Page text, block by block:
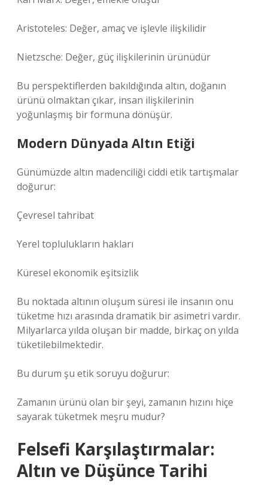
Aristoteles: Değer, amaç ve işlevle ilişkilidir
Nietzsche: Değer, güç ilişkilerinin ürünüdür
Bu perspektiflerden bakıldığında altın, doğanın
ürünü olmaktan çıkar, insan ilişkilerinin
yoğunlaşmış bir formuna dönüşür.
Modern Dünyada Altın Etiği
Günümüzde altın madenciliği ciddi etik tartışmalar
doğurur:
Çevresel tahribat
Yerel toplulukların hakları
Küresel ekonomik eşitsizlik
Bu noktada altının oluşum süresi ile insanın onu
tüketme hızı arasında dramatik bir asimetri vardır.
Milyarlarca yılda oluşan bir madde, birkaç on yılda
tüketilebilmektedir.
Bu durum şu etik soruyu doğurur:
Zamanın ürünü olan bir şeyi, zamanın hızını hiçe
sayarak tüketmek meşru mudur?
Felsefi Karşılaştırmalar:
Altın ve Düşünce Tarihi